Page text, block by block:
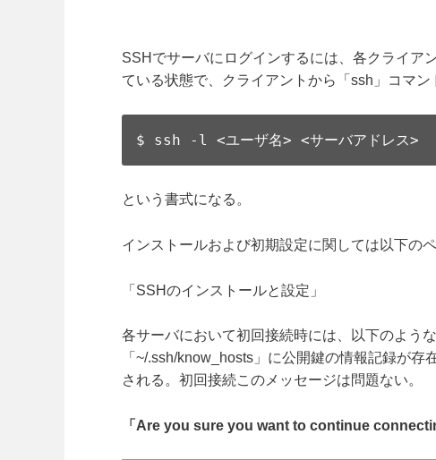
SSHでサーバにログインするには、各クライア
ている状態で、クライアントから「ssh」コマン
$ ssh -l <ユーザ名> <サーバアドレス>
という書式になる。
インストールおよび初期設定に関しては以下の
「SSHのインストールと設定」
各サーバにおいて初回接続時には、以下のよう
「~/.ssh/know_hosts」に公開鍵の情報記録が
される。初回接続このメッセージは問題ない。
「Are you sure you want to continue